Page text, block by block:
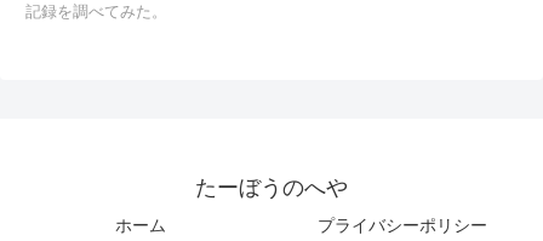
記録を調べてみた。
たーぼうのへや
ホーム プライバシーポリシー